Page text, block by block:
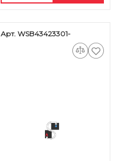
Арт. WSB43423301-